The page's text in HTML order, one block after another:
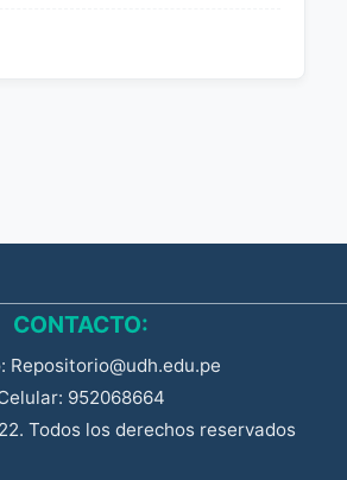
CONTACTO:
Repositorio@udh.edu.pe
952068664
Todos los derechos reservados